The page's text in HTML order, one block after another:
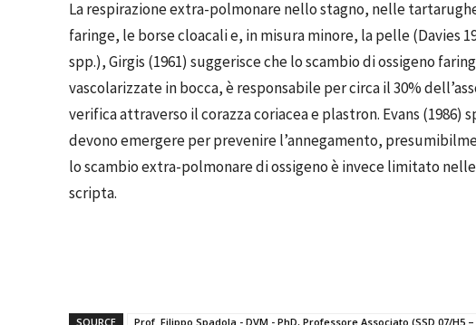
La respirazione extra-polmonare nello stagno, nelle
faringe, le borse cloacali e, in misura minore, la pelle (Davies
spp.), Girgis (1961) suggerisce che lo scambio di ossigeno
vascolarizzate in bocca, è responsabile per circa il 30%
verifica attraverso il corazza coriacea e plastron. Evans
devono emergere per prevenire l’annegamento,
lo scambio extra-polmonare di ossigeno è invece limitato
scripta.
SOURCE
Prof. Filippo Spadola - DVM - PhD, Professore Associato (SSD 07/